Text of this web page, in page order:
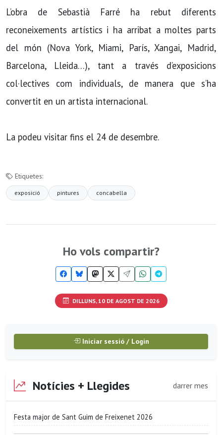
L’obra de Sebastià Farré ha rebut diferents
reconeixements artístics i ha arribat a moltes parts
del món (Nova York, Miami, París, Xangai, Madrid,
Barcelona, Lleida…), tant a través d’exposicions
col·lectives com individuals, de manera que s’ha
convertit en un artista internacional.
La podeu visitar fins el 24 de desembre.
Etiquetes:
exposició pintures concabella
Ho vols compartir?
DILLUNS, 10 DE AGOST DE 2026
Iniciar sessió / Login
Notícies + Llegides darrer mes
Festa major de Sant Guim de Freixenet 2026